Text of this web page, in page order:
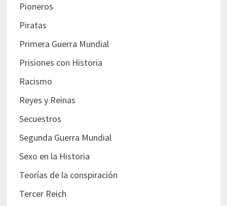
Pioneros
Piratas
Primera Guerra Mundial
Prisiones con Historia
Racismo
Reyes y Reinas
Secuestros
Segunda Guerra Mundial
Sexo en la Historia
Teorías de la conspiración
Tercer Reich